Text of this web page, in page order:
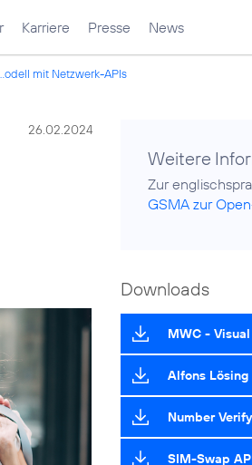
Karriere Presse News
mit Netzwerk-APIs
26.02.2024
Weitere
Zur
GSMA zur
Downloads
MWC - Visual
Alfons Lösing
Number
SIM-Swap